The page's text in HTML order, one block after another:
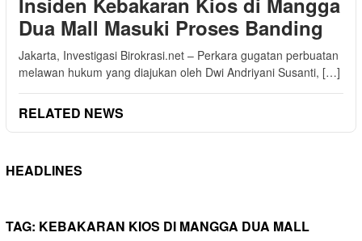
Dua Mall Masuki Proses Banding
Jakarta, Investigasi Birokrasi.net – Perkara gugatan perbuatan
melawan hukum yang diajukan oleh Dwi Andriyani Susanti, […]
RELATED NEWS
HEADLINES
TAG: KEBAKARAN KIOS DI MANGGA DUA MALL